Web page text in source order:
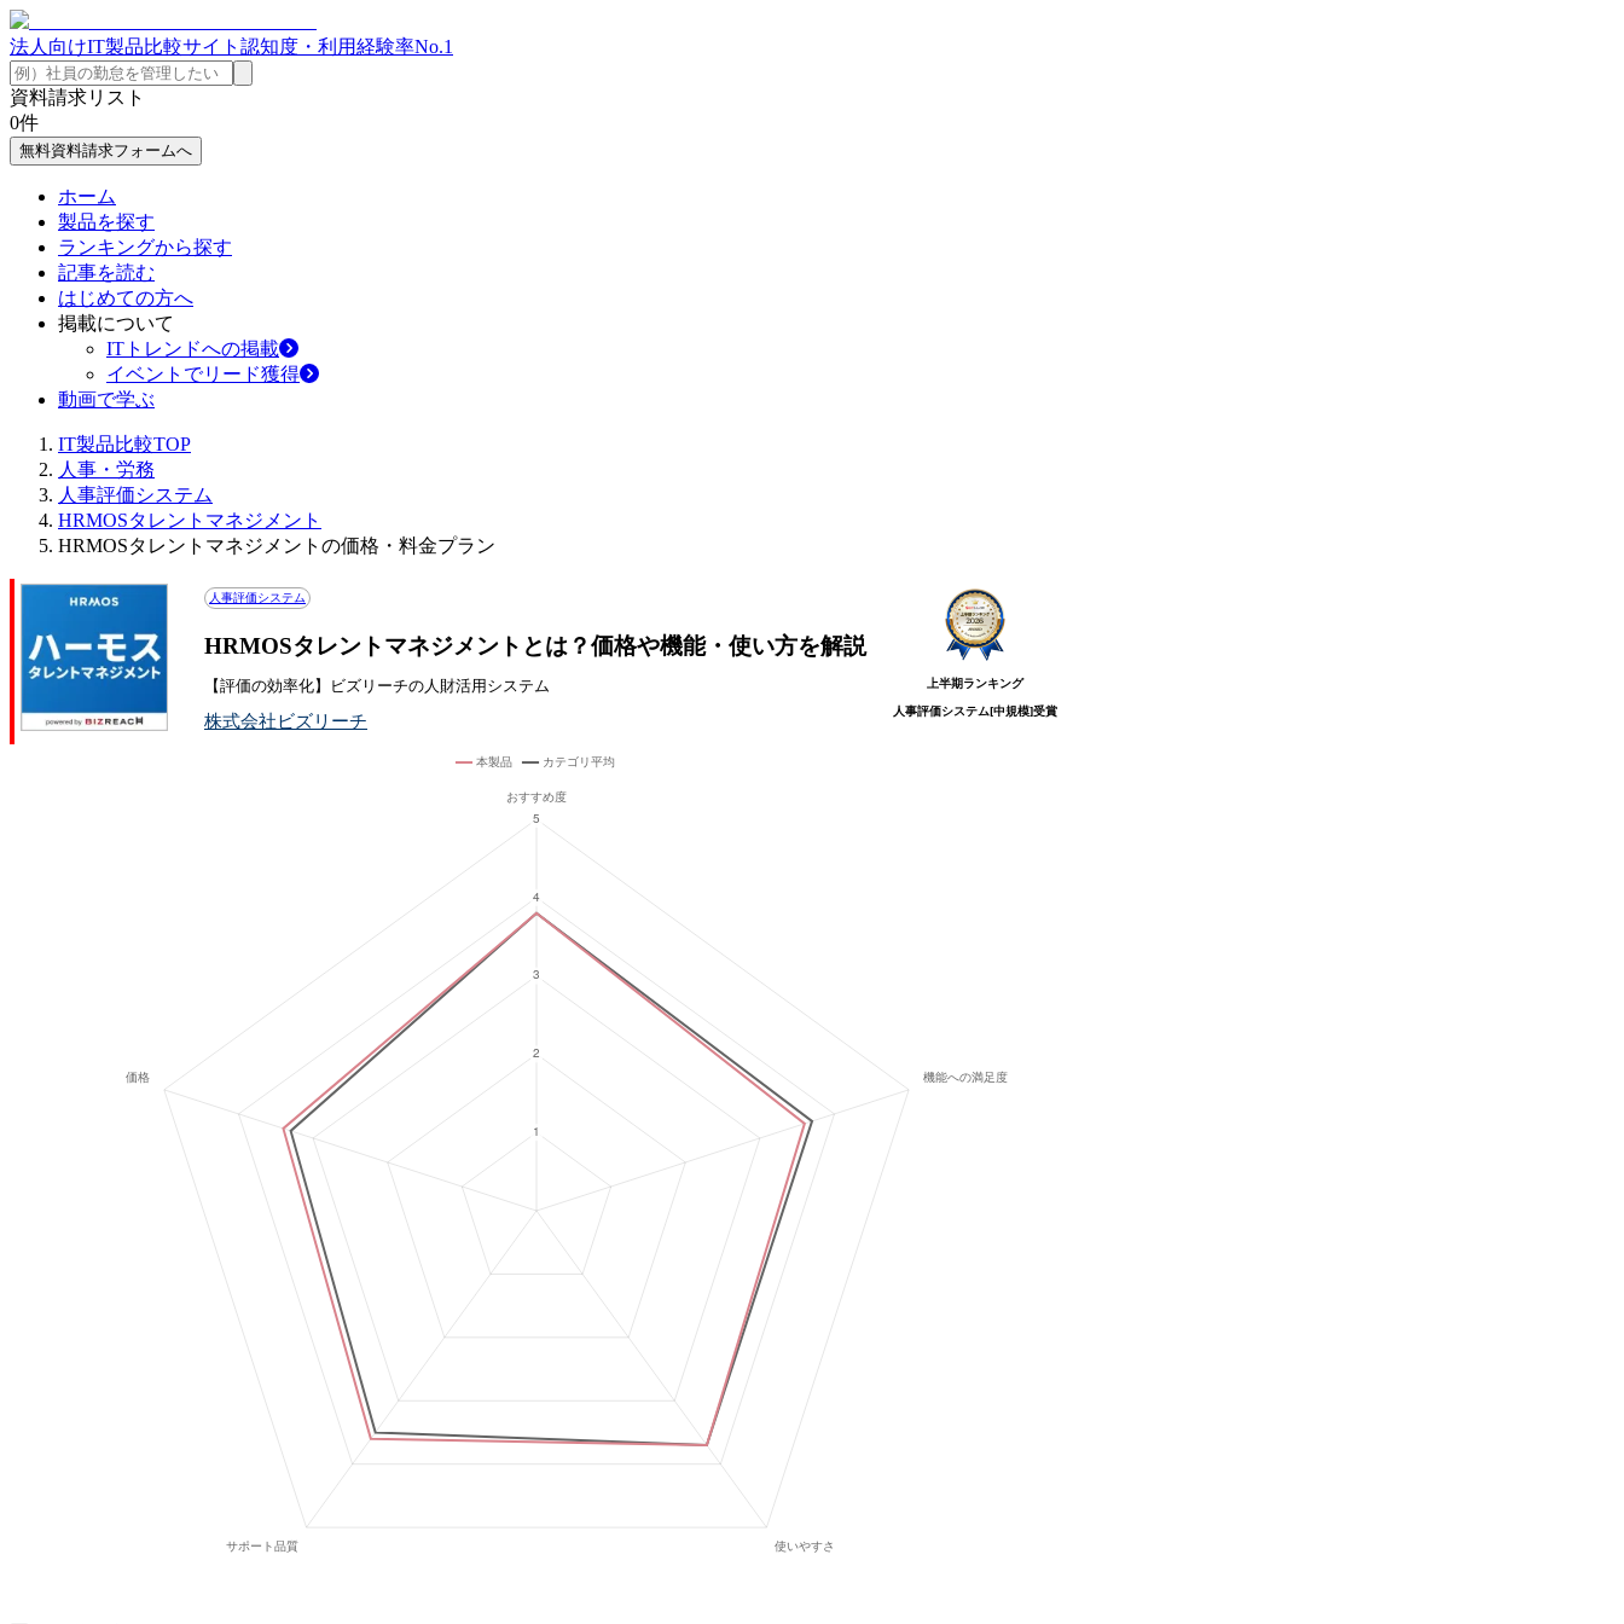
法人向けIT製品比較サイト 認知度・利用経験率No.1
資料請求リスト
0件
無料資料請求フォームへ
ホーム
製品を探す
ランキングから探す
記事を読む
はじめての方へ
掲載について
ITトレンドへの掲載
イベントでリード獲得
動画で学ぶ
IT製品比較TOP
人事・労務
人事評価システム
HRMOSタレントマネジメント
HRMOSタレントマネジメントの価格・料金プラン
人事評価システム
HRMOSタレントマネジメントとは？価格や機能・使い方を解説
【評価の効率化】ビズリーチの人財活用システム
株式会社ビズリーチ
上半期ランキング
人事評価システム[中規模]受賞